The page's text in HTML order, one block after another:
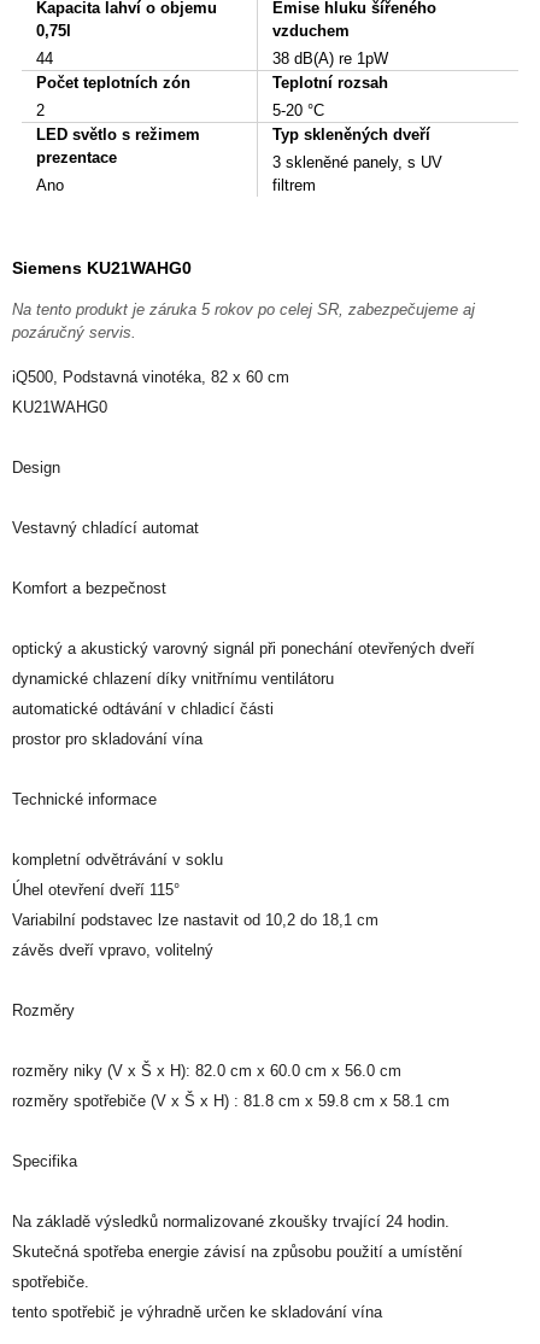
Kapacita lahví o objemu
0,75l
44
Emise hluku šířeného
vzduchem
38 dB(A) re 1pW
Počet teplotních zón
2
Teplotní rozsah
5-20 °C
LED světlo s režimem
prezentace
Ano
Typ skleněných dveří
3 skleněné panely, s UV
filtrem
Siemens KU21WAHG0
Na tento produkt je záruka 5 rokov po celej SR, zabezpečujeme aj
pozáručný servis.
iQ500, Podstavná vinotéka, 82 x 60 cm
KU21WAHG0
Design
Vestavný chladící automat
Komfort a bezpečnost
optický a akustický varovný signál při ponechání otevřených dveří
dynamické chlazení díky vnitřnímu ventilátoru
automatické odtávání v chladicí části
prostor pro skladování vína
Technické informace
kompletní odvětrávání v soklu
Úhel otevření dveří 115°
Variabilní podstavec lze nastavit od 10,2 do 18,1 cm
závěs dveří vpravo, volitelný
Rozměry
rozměry niky (V x Š x H): 82.0 cm x 60.0 cm x 56.0 cm
rozměry spotřebiče (V x Š x H) : 81.8 cm x 59.8 cm x 58.1 cm
Specifika
Na základě výsledků normalizované zkoušky trvající 24 hodin.
Skutečná spotřeba energie závisí na způsobu použití a umístění
spotřebiče.
tento spotřebič je výhradně určen ke skladování vína